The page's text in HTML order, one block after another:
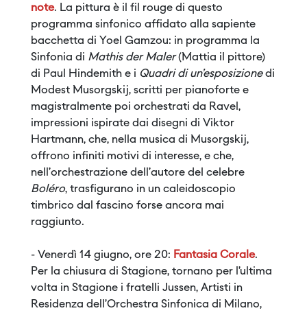
note. La pittura è il fil rouge di questo
programma sinfonico affidato alla sapiente
bacchetta di Yoel Gamzou: in programma la
Sinfonia di Mathis der Maler(Mattia il pittore)
di Paul Hindemith e i Quadri di un’esposizionedi
Modest Musorgskij, scritti per pianoforte e
magistralmente poi orchestrati da Ravel,
impressioni ispirate dai disegni di Viktor
Hartmann, che, nella musica di Musorgskij,
offrono infiniti motivi di interesse, e che,
nell’orchestrazione dell’autore del celebre
Boléro, trasfigurano in un caleidoscopio
timbrico dal fascino forse ancora mai
raggiunto.
- Venerdì 14 giugno, ore 20: Fantasia Corale.
Per la chiusura di Stagione, tornano per l’ultima
volta in Stagione i fratelli Jussen, Artisti in
Residenza dell’Orchestra Sinfonica di Milano,